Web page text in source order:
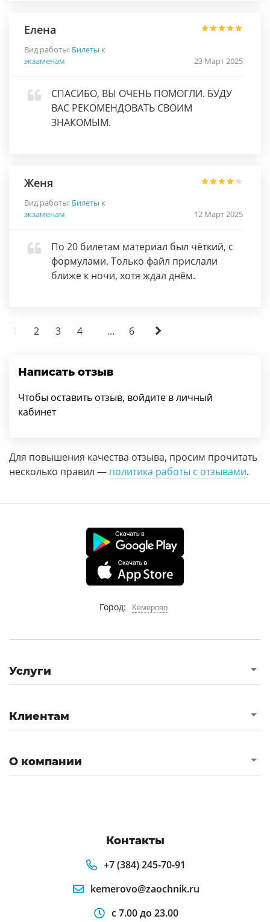
Елена
Вид работы: Билеты к
экзаменам
23 Март 2025
СПАСИБО, ВЫ ОЧЕНЬ ПОМОГЛИ. БУДУ
ВАС РЕКОМЕНДОВАТЬ СВОИМ
ЗНАКОМЫМ.
Женя
Вид работы: Билеты к
экзаменам
12 Март 2025
По 20 билетам материал был чёткий, с
формулами. Только файл прислали
ближе к ночи, хотя ждал днём.
1 2 3 4 ... 6
Написать отзыв
Чтобы оставить отзыв, войдите в личный
кабинет
Для повышения качества отзыва, просим прочитать
несколько правил — политика работы с отзывами.
Город: Кемерово
Услуги
Клиентам
О компании
Контакты
+7 (384) 245-70-91
kemerovo@zaochnik.ru
с 7.00 до 23.00